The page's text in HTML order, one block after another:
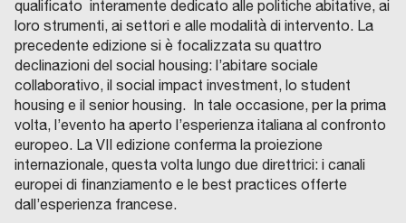
qualificato interamente dedicato alle politiche abitative, ai
loro strumenti, ai settori e alle modalità di intervento. La
precedente edizione si è focalizzata su quattro
declinazioni del social housing: l’abitare sociale
collaborativo, il social impact investment, lo student
housing e il senior housing. In tale occasione, per la prima
volta, l’evento ha aperto l’esperienza italiana al confronto
europeo. La VII edizione conferma la proiezione
internazionale, questa volta lungo due direttrici: i canali
europei di finanziamento e le best practices offerte
dall’esperienza francese.